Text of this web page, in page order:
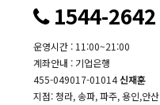
1544-2642
운영시간 : 11:00~21:00
계좌안내 : 기업은행
455-049017-01014신재훈
지점: 청라, 송파, 파주, 용인,안산